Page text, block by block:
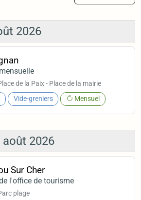
2026
de la Paix - Place de la mairie
Vide-greniers Mensuel
août 2026
Sur Cher
l'office de tourisme
plage